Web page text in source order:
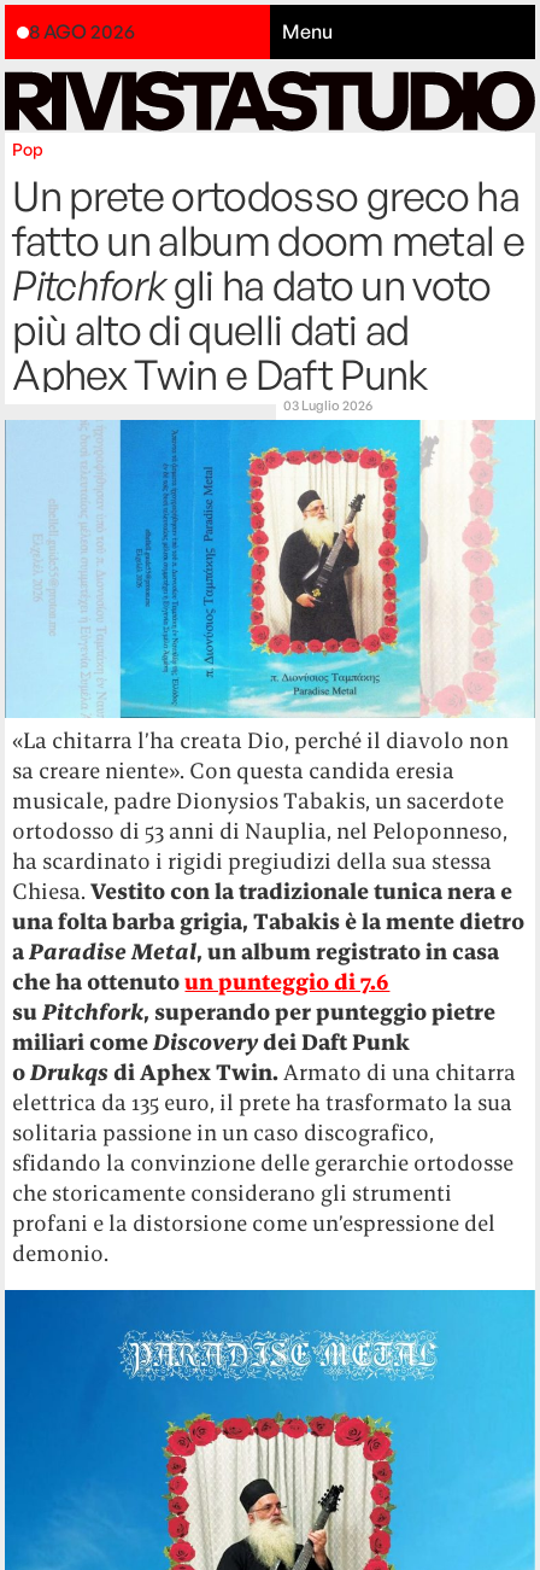
8 AGO 2026 Menu
Pop
Un prete ortodosso greco ha
fatto un album doom metal e
Pitchforkgli ha dato un voto
più alto di quelli dati ad
Aphex Twin e Daft Punk
03 Luglio 2026
«La chitarra l’ha creata Dio, perché il diavolo non
sa creare niente». Con questa candida eresia
musicale, padre Dionysios Tabakis, un sacerdote
ortodosso di 53 anni di Nauplia, nel Peloponneso,
ha scardinato i rigidi pregiudizi della sua stessa
Chiesa.Vestito con la tradizionale tunica nera e
una folta barba grigia, Tabakis è la mente dietro
aParadise Metal, un album registrato in casa
che ha ottenutoun punteggio di 7.6
suPitchfork, superando per punteggio pietre
miliari comeDiscoverydei Daft Punk
oDrukqsdi Aphex Twin.Armato di una chitarra
elettrica da 135 euro, il prete ha trasformato la sua
solitaria passione in un caso discografico,
sfidando la convinzione delle gerarchie ortodosse
che storicamente considerano gli strumenti
profani e la distorsione come un’espressione del
demonio.